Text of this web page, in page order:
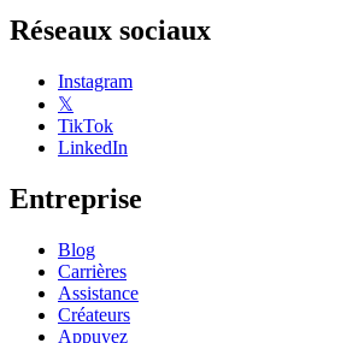
Réseaux sociaux
Instagram
𝕏
TikTok
LinkedIn
Entreprise
Blog
Carrières
Assistance
Créateurs
Appuyez